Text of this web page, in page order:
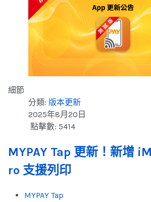
細節
分類: 版本更新
2025年8月20日
點擊數: 5414
MYPAY Tap 更新！新增
ro 支援列印
MYPAY Tap